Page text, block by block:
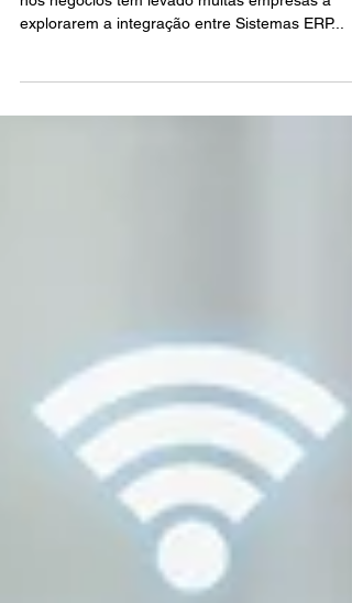
Empresariais
nos negócios tem levado muitas empresas a